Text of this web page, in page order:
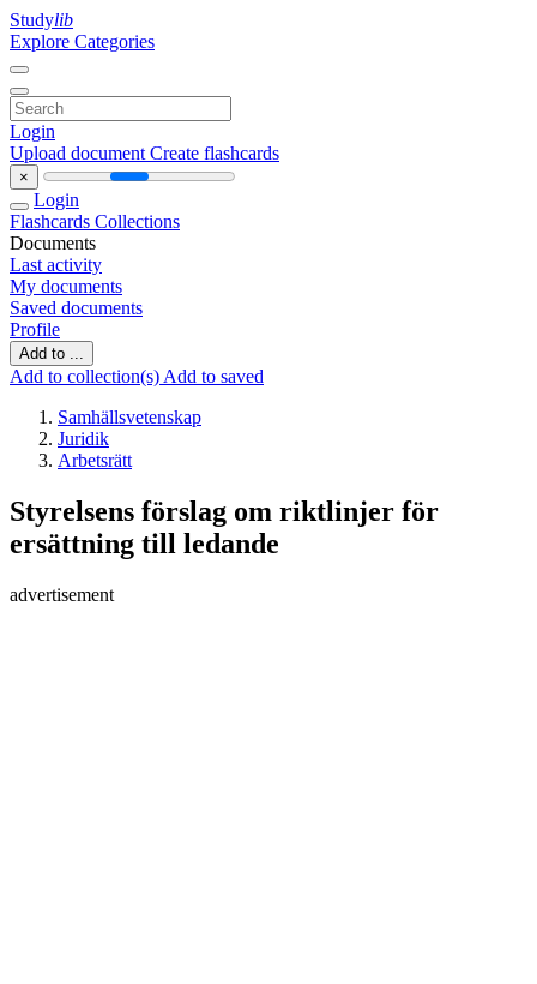
Studylib
Explore Categories
Login
Upload document Create flashcards
×
Login
Flashcards Collections
Documents
Last activity
My documents
Saved documents
Profile
Add to ...
Add to collection(s) Add to saved
Samhällsvetenskap
Juridik
Arbetsrätt
Styrelsens förslag om riktlinjer för
ersättning till ledande
advertisement